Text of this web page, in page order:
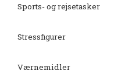
Sports- og rejsetasker
Stressfigurer
Værnemidler